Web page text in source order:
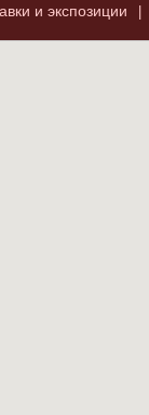
и экспозиции